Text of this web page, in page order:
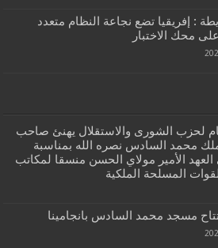
: إفريقيا تضع نجاعة النظام متعدد
محك الاختبار
لحزب الشورى والاستقلال يهنئ صاحب
محمد السادس نصره الله بمناسبة
العهد الأمير مولاي الحسن منسقا لمكاتب
المسلحة الملكية
مسجد محمد السادس بانجامينا